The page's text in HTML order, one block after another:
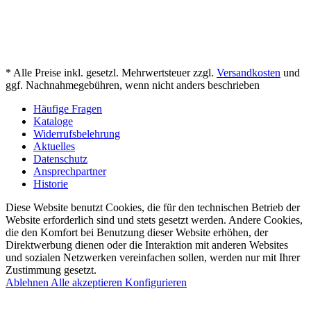
* Alle Preise inkl. gesetzl. Mehrwertsteuer zzgl. Versandkosten und
ggf. Nachnahmegebühren, wenn nicht anders beschrieben
Häufige Fragen
Kataloge
Widerrufsbelehrung
Aktuelles
Datenschutz
Ansprechpartner
Historie
Diese Website benutzt Cookies, die für den technischen Betrieb der
Website erforderlich sind und stets gesetzt werden. Andere Cookies,
die den Komfort bei Benutzung dieser Website erhöhen, der
Direktwerbung dienen oder die Interaktion mit anderen Websites
und sozialen Netzwerken vereinfachen sollen, werden nur mit Ihrer
Zustimmung gesetzt.
Ablehnen Alle akzeptieren Konfigurieren